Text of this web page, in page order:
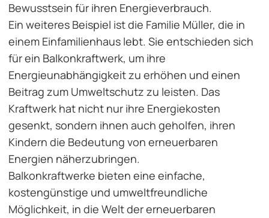
Bewusstsein für ihren Energieverbrauch.
Ein weiteres Beispiel ist die Familie Müller, die in
einem Einfamilienhaus lebt. Sie entschieden sich
für ein Balkonkraftwerk, um ihre
Energieunabhängigkeit zu erhöhen und einen
Beitrag zum Umweltschutz zu leisten. Das
Kraftwerk hat nicht nur ihre Energiekosten
gesenkt, sondern ihnen auch geholfen, ihren
Kindern die Bedeutung von erneuerbaren
Energien näherzubringen.
Balkonkraftwerke bieten eine einfache,
kostengünstige und umweltfreundliche
Möglichkeit, in die Welt der erneuerbaren